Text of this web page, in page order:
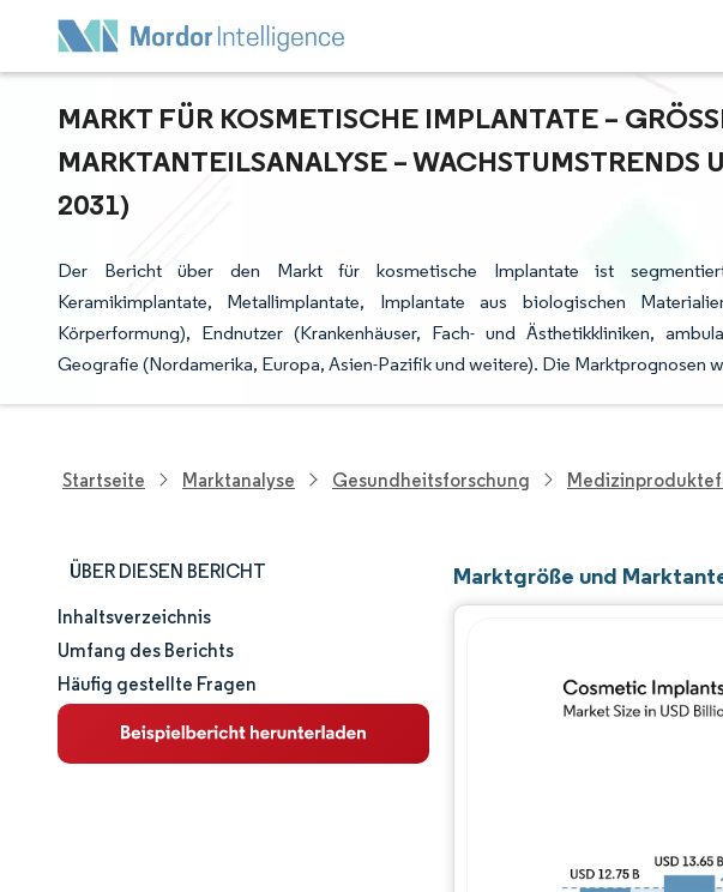
MARKT FÜR KOSMETISCHE IMPLANTATE –
ARKTANTEILSANALYSE – WACHSTUMSTRENDS
031)
Der Bericht über den Markt für kosmetische Implantate ist segmentiert
Keramikimplantate, Metallimplantate, Implantate aus biologischen
Körperformung), Endnutzer (Krankenhäuser, Fach- und Ästhetikkliniken,
Geografie (Nordamerika, Europa, Asien-Pazifik und weitere). Die Marktprognosen
Startseite Marktanalyse Gesundheitsforschung
ÜBER DIESEN BERICHT
Marktgröße und -anteil
Marktanalyse
Trends und Einblicke
Inhaltsverzeichnis
Umfang des Berichts
Häufig gestellte Fragen
Marktgröße und